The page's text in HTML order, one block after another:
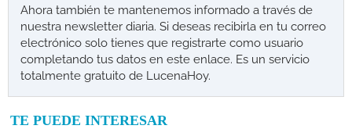
Ahora también te mantenemos informado a través de
nuestra newsletter diaria. Si deseas recibirla en tu correo
electrónico solo tienes que registrarte como usuario
completando tus datos en este enlace. Es un servicio
totalmente gratuito de LucenaHoy.
TE PUEDE INTERESAR